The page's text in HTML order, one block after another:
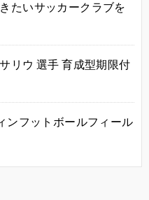
たいサッカークラブを
リウ 選手 育成型期限付
ンフットボールフィール